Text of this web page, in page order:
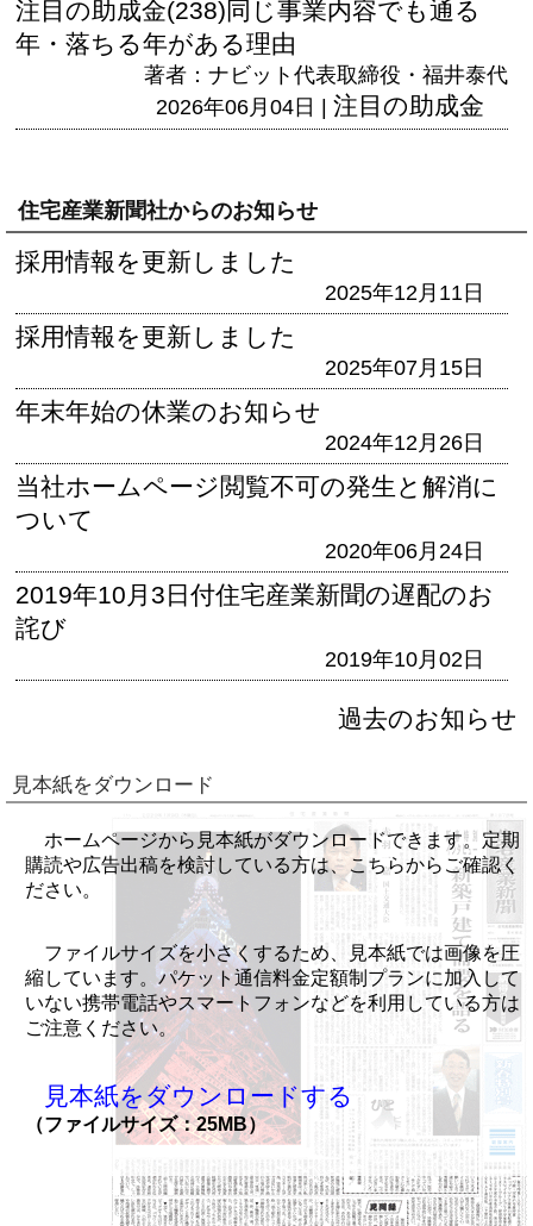
注目の助成金(238)同じ事業内容でも通る
年・落ちる年がある理由
著者：ナビット代表取締役・福井泰代
2026年06月04日 | 注目の助成金
住宅産業新聞社からのお知らせ
採用情報を更新しました
2025年12月11日
採用情報を更新しました
2025年07月15日
年末年始の休業のお知らせ
2024年12月26日
当社ホームページ閲覧不可の発生と解消に
ついて
2020年06月24日
2019年10月3日付住宅産業新聞の遅配のお
詫び
2019年10月02日
過去のお知らせ
見本紙をダウンロード
ホームページから見本紙がダウンロードできます。定期
購読や広告出稿を検討している方は、こちらからご確認く
ださい。
ファイルサイズを小さくするため、見本紙では画像を圧
縮しています。パケット通信料金定額制プランに加入して
いない携帯電話やスマートフォンなどを利用している方は
ご注意ください。
見本紙をダウンロードする
（ファイルサイズ：25MB）